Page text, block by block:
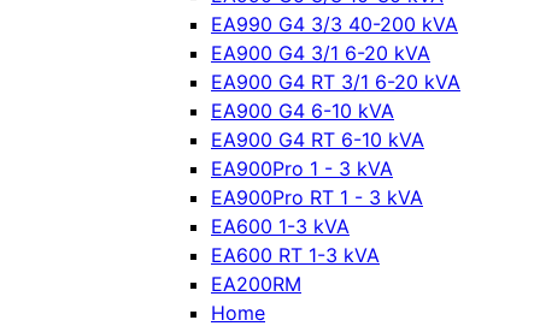
EA990 G4 3/3 40-200 kVA
EA900 G4 3/1 6-20 kVA
EA900 G4 RT 3/1 6-20 kVA
EA900 G4 6-10 kVA
EA900 G4 RT 6-10 kVA
EA900Pro 1 - 3 kVA
EA900Pro RT 1 - 3 kVA
EA600 1-3 kVA
EA600 RT 1-3 kVA
EA200RM
Home